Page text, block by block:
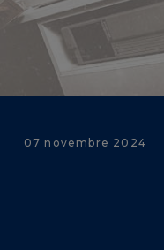
07 novembre 2024